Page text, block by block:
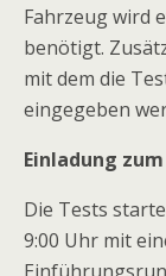
Fahrzeug wird
benötigt.
mit dem die
eingegeben
Einladung
Die Tests
9:00 Uhr mit